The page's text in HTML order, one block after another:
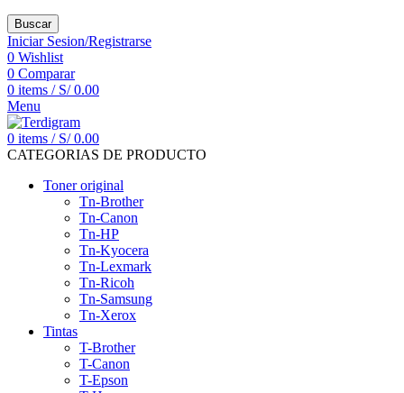
Buscar
Iniciar Sesion/Registrarse
0 Wishlist
0 Comparar
0 items / S/0.00
Menu
0 items / S/0.00
CATEGORIAS DE PRODUCTO
Toner original
Tn-Brother
Tn-Canon
Tn-HP
Tn-Kyocera
Tn-Lexmark
Tn-Ricoh
Tn-Samsung
Tn-Xerox
Tintas
T-Brother
T-Canon
T-Epson